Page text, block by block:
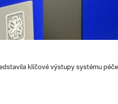
klíčové výstupy systému